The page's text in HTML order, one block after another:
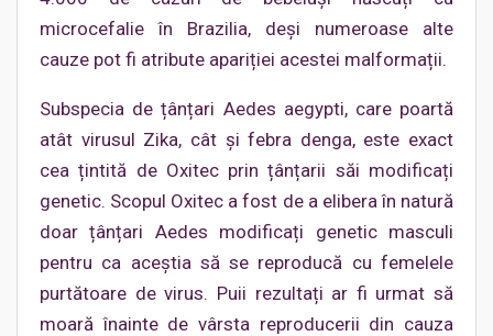
microcefalie în Brazilia, deși numeroase alte
cauze pot fi atribute apariției acestei malformații.
Subspecia de țânțari Aedes aegypti, care poartă
atât virusul Zika, cât și febra denga, este exact
cea țintită de Oxitec prin țânțarii săi modificați
genetic. Scopul Oxitec a fost de a elibera în natură
doar țânțari Aedes modificați genetic masculi
pentru ca aceștia să se reproducă cu femelele
purtătoare de virus. Puii rezultați ar fi urmat să
moară înainte de vârsta reproducerii din cauza